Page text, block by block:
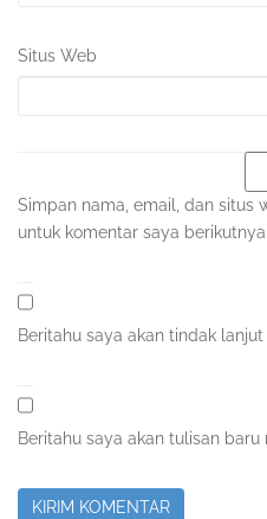
Situs Web
Simpan nama, email, dan situs
untuk komentar saya berikutnya.
Beritahu saya akan tindak
Beritahu saya akan tulisan baru